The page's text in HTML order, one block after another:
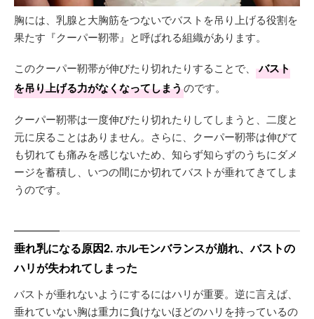
胸には、乳腺と大胸筋をつないでバストを吊り上げる役割を
果たす『クーパー靭帯』と呼ばれる組織があります。
このクーパー靭帯が伸びたり切れたりすることで、
バスト
を吊り上げる力がなくなってしまうのです。
クーパー靭帯は一度伸びたり切れたりしてしまうと、二度と
元に戻ることはありません。さらに、クーパー靭帯は伸びて
も切れても痛みを感じないため、知らず知らずのうちにダメ
ージを蓄積し、いつの間にか切れてバストが垂れてきてしま
うのです。
垂れ乳になる原因2. ホルモンバランスが崩れ、バストの
ハリが失われてしまった
バストが垂れないようにするにはハリが重要。逆に言えば、
垂れていない胸は重力に負けないほどのハリを持っているの